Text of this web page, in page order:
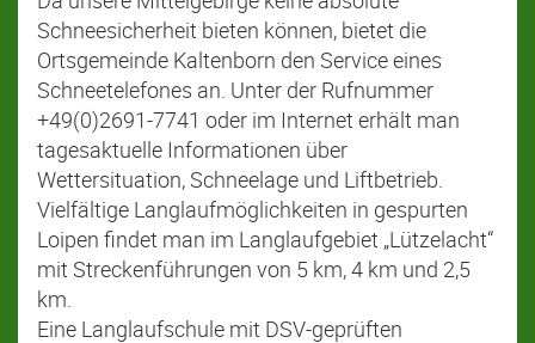
Schneesicherheit bieten können, bietet die
Ortsgemeinde Kaltenborn den Service eines
Schneetelefones an. Unter der Rufnummer
+49(0)2691-7741 oder im Internet erhält man
tagesaktuelle Informationen über
Wettersituation, Schneelage und Liftbetrieb.
Vielfältige Langlaufmöglichkeiten in gespurten
Loipen findet man im Langlaufgebiet „Lützelacht“
mit Streckenführungen von 5 km, 4 km und 2,5
km.
Eine Langlaufschule mit DSV-geprüften